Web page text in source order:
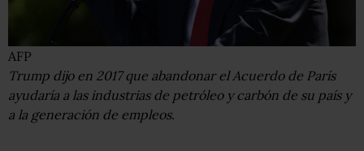
AFP
Trump dijo en 2017 que abandonar el Acuerdo de París
ayudaría a las industrias de petróleo y carbón de su país y
a la generación de empleos.